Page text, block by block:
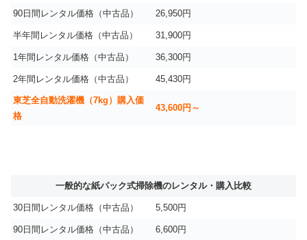
90日間レンタル価格（中古品） 26,950円
半年間レンタル価格（中古品） 31,900円
1年間レンタル価格（中古品） 36,300円
2年間レンタル価格（中古品） 45,430円
東芝全自動洗濯機（7kg）購入価
格
43,600円～
一般的な紙パック式掃除機のレンタル・購入比較
30日間レンタル価格（中古品） 5,500円
90日間レンタル価格（中古品） 6,600円